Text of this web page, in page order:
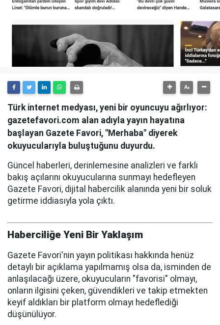
Türk internet medyası, yeni bir oyuncuyu ağırlıyor:
gazetefavori.com alan adıyla yayın hayatına
başlayan Gazete Favori, "Merhaba" diyerek
okuyucularıyla buluştuğunu duyurdu.
Güncel haberleri, derinlemesine analizleri ve farklı
bakış açılarını okuyucularına sunmayı hedefleyen
Gazete Favori, dijital habercilik alanında yeni bir soluk
getirme iddiasıyla yola çıktı.
Haberciliğe Yeni Bir Yaklaşım
Gazete Favori'nin yayın politikası hakkında henüz
detaylı bir açıklama yapılmamış olsa da, isminden de
anlaşılacağı üzere, okuyucuların "favorisi" olmayı,
onların ilgisini çeken, güvendikleri ve takip etmekten
keyif aldıkları bir platform olmayı hedeflediği
düşünülüyor.